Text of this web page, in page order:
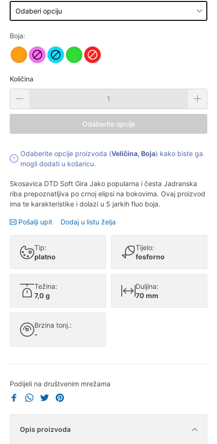
Boja:
Količina
Odaberite opcije
Odaberite opcije proizvoda (Veličina, Boja) kako biste ga
mogli dodati u košaricu.
Skosavica DTD Soft Gira Jako popularna i česta Jadranska
riba prepoznatljiva po crnoj elipsi na bokovima. Ovaj proizvod
ima te karakteristike i dolazi u 5 jarkih fluo boja.
Pošalji upit Dodaj u listu želja
Tip:
platno
Tijelo:
fosforno
Težina:
7,0 g
Duljina:
70 mm
Brzina tonj.:
-
Podijeli na društvenim mrežama
Opis proizvoda